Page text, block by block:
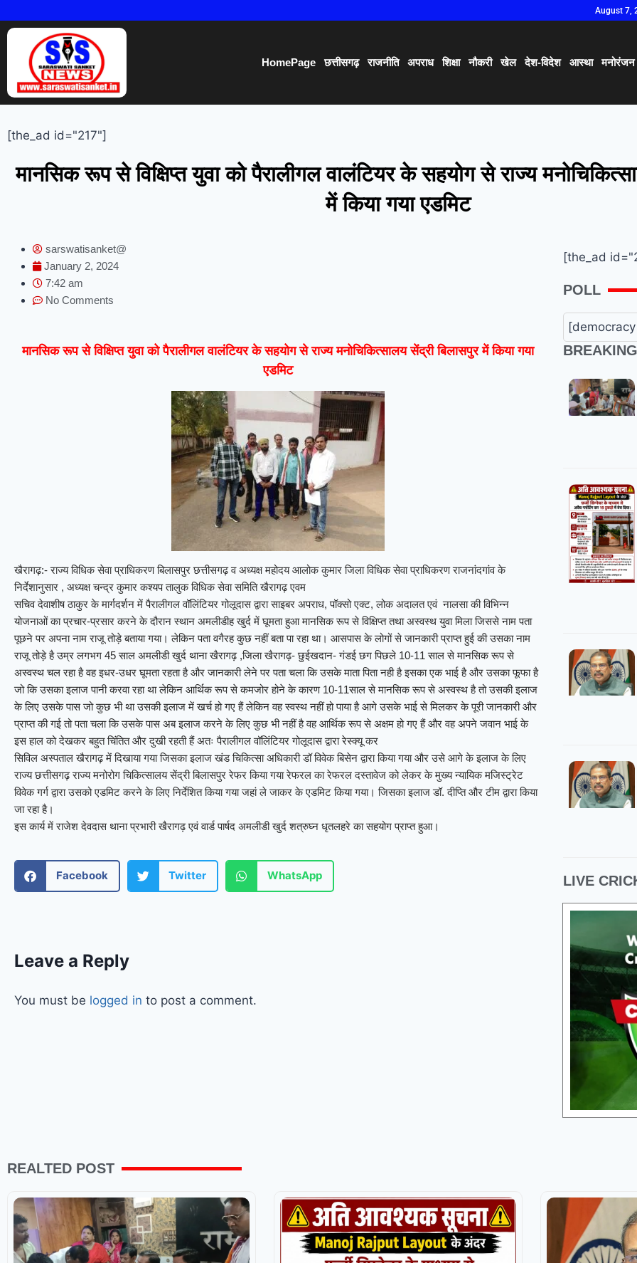
August 7,
HomePage छत्तीसगढ़ राजनीति अपराध शिक्षा नौकरी खेल देश-विदेश आस्था मनोरंजन
[the_ad id="217"]
मानसिक रूप से विक्षिप्त युवा को पैरालीगल वालंटियर के सहयोग से राज्य
में किया गया एडमिट
sarswatisanket@
January 2, 2024
7:42 am
No Comments
मानसिक रूप से विक्षिप्त युवा को पैरालीगल वालंटियर के सहयोग से राज्य मनोचिकित्सालय सेंद्री बिलासपुर में किया गया
एडमिट
खैरागढ़:- राज्य विधिक सेवा प्राधिकरण बिलासपुर छत्तीसगढ़ व अध्यक्ष महोदय आलोक कुमार जिला विधिक सेवा प्राधिकरण राजनांदगांव के
निर्देशानुसार , अध्यक्ष चन्द्र कुमार कश्यप तालुक विधिक सेवा समिति खैरागढ़ एवम
सचिव देवाशीष ठाकुर के मार्गदर्शन में पैरालीगल वॉलिंटियर गोलूदास द्वारा साइबर अपराध, पॉक्सो एक्ट, लोक अदालत एवं नालसा की विभिन्न
योजनाओं का प्रचार-प्रसार करने के दौरान स्थान अमलीडीह खुर्द में घूमता हुआ मानसिक रूप से विक्षिप्त तथा अस्वस्थ युवा मिला जिससे नाम पता
पूछने पर अपना नाम राजू तोड़े बताया गया। लेकिन पता वगैरह कुछ नहीं बता पा रहा था। आसपास के लोगों से जानकारी प्राप्त हुई की उसका नाम
राजू तोड़े है उम्र लगभग 45 साल अमलीडी खुर्द थाना खैरागढ़ ,जिला खैरागढ़- छुईखदान- गंडई छग पिछले 10-11 साल से मानसिक रूप से
अस्वस्थ चल रहा है वह इधर-उधर घूमता रहता है और जानकारी लेने पर पता चला कि उसके माता पिता नही है इसका एक भाई है और उसका फूफा है
जो कि उसका इलाज पानी करवा रहा था लेकिन आर्थिक रूप से कमजोर होने के कारण 10-11साल से मानसिक रूप से अस्वस्थ है तो उसकी इलाज
के लिए उसके पास जो कुछ भी था उसकी इलाज में खर्च हो गए हैं लेकिन वह स्वस्थ नहीं हो पाया है आगे उसके भाई से मिलकर के पूरी जानकारी और
प्राप्त की गई तो पता चला कि उसके पास अब इलाज करने के लिए कुछ भी नहीं है वह आर्थिक रूप से अक्षम हो गए हैं और वह अपने जवान भाई के
इस हाल को देखकर बहुत चिंतित और दुखी रहती हैं अतः पैरालीगल वॉलिंटियर गोलूदास द्वारा रेस्क्यू कर
सिविल अस्पताल खैरागढ़ में दिखाया गया जिसका इलाज खंड चिकित्सा अधिकारी डॉ विवेक बिसेन द्वारा किया गया और उसे आगे के इलाज के लिए
राज्य छत्तीसगढ़ राज्य मनोरोग चिकित्सालय सेंद्री बिलासपुर रेफर किया गया रेफरल का रेफरल दस्तावेज को लेकर के मुख्य न्यायिक मजिस्ट्रेट
विवेक गर्ग द्वारा उसको एडमिट करने के लिए निर्देशित किया गया जहां ले जाकर के एडमिट किया गया। जिसका इलाज डॉ. दीप्ति और टीम द्वारा किया
जा रहा है।
इस कार्य में राजेश देवदास थाना प्रभारी खैरागढ़ एवं वार्ड पार्षद अमलीडी खुर्द शत्रुघ्न धृतलहरे का सहयोग प्राप्त हुआ।
Facebook Twitter WhatsApp
Leave a Reply
You must be logged in to post a comment.
[the_ad
POLL
LIVE
Leice
«
REALTED POST